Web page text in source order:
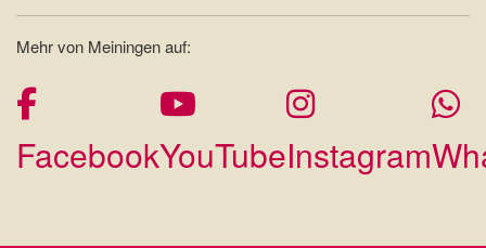
Mehr von Meiningen auf:
FacebookYouTubeInstagram